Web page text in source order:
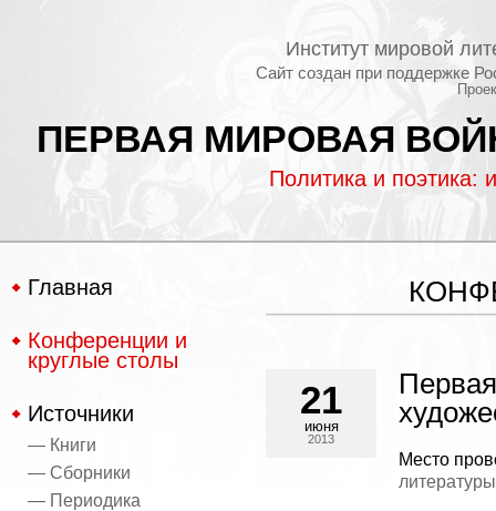
Институт мировой
Сайт создан при поддержке
ПЕРВАЯ МИРОВАЯ
Политика и поэтика:
Главная
Конференции и
круглые столы
Источники
— Книги
— Сборники
— Периодика
21
июня
2013
Место